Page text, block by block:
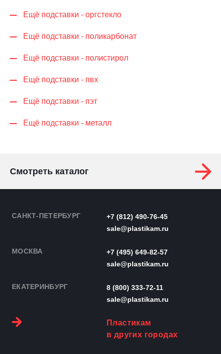
Ещё подставки - оргстекло
Ещё подставки - поликарбонат
Ещё подставки - полистирол
Ещё подставки - пвх
Ещё подставки - пэт
Ещё подставки - металл
Смотреть каталог
САНКТ-ПЕТЕРБУРГ
+7 (812) 490-76-45
sale@plastikam.ru
МОСКВА
+7 (495) 649-82-57
sale@plastikam.ru
ЕКАТЕРИНБУРГ
8 (800) 333-72-11
sale@plastikam.ru
Пластикам
в других городах